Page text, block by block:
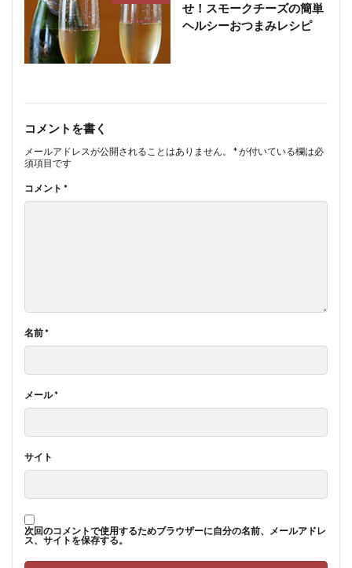
せ！スモークチーズの簡単
ヘルシーおつまみレシピ
コメントを書く
メールアドレスが公開されることはありません。 *が付いている欄は必
須項目です
コメント *
名前*
メール*
サイト
次回のコメントで使用するためブラウザーに自分の名前、メールアドレ
ス、サイトを保存する。